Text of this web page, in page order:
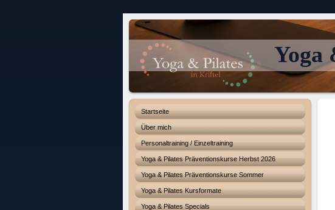
Yoga
Startseite
Über mich
Personaltraining / Einzeltraining
Yoga & Pilates Präventionskurse Herbst 2026
Yoga & Pilates Präventionskurse Sommer
Yoga & Pilates Kursformate
Yoga & Pilates Specials